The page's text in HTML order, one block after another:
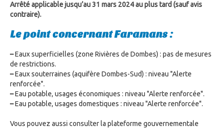
Arrêté applicable jusqu’au 31 mars 2024 au plus tard (sauf avis
contraire).
Le point concernant Faramans :
–Eaux superficielles (zone Rivières de Dombes) : pas de mesures
de restrictions.
–Eaux souterraines (aquifère Dombes-Sud) : niveau "Alerte
renforcée".
–Eau potable, usages économiques : niveau "Alerte renforcée".
–Eau potable, usages domestiques : niveau "Alerte renforcée".
Vous pouvez aussi consulter la plateforme gouvernementale